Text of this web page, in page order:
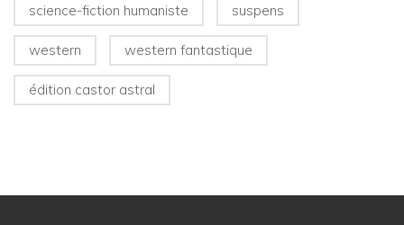
science-fiction humaniste suspens
western western fantastique
édition castor astral